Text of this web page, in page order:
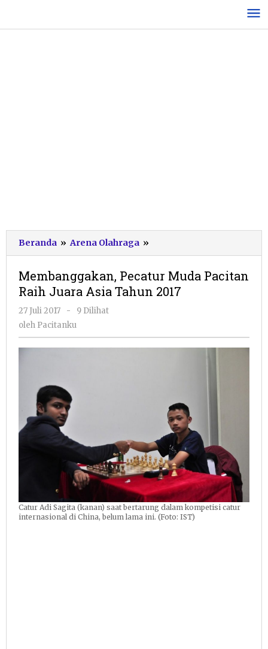
konten
Beranda » Arena Olahraga »
Pecatur
Pacitan
Raih
Membanggakan, Pecatur Muda Pacitan
Raih Juara Asia Tahun 2017
27 Juli 2017
oleh
Pacitanku
-
9 Dilihat
oleh Pacitanku
Catur Adi Sagita (kanan) saat bertarung dalam kompetisi catur
internasional di China, belum lama ini. (Foto: IST)